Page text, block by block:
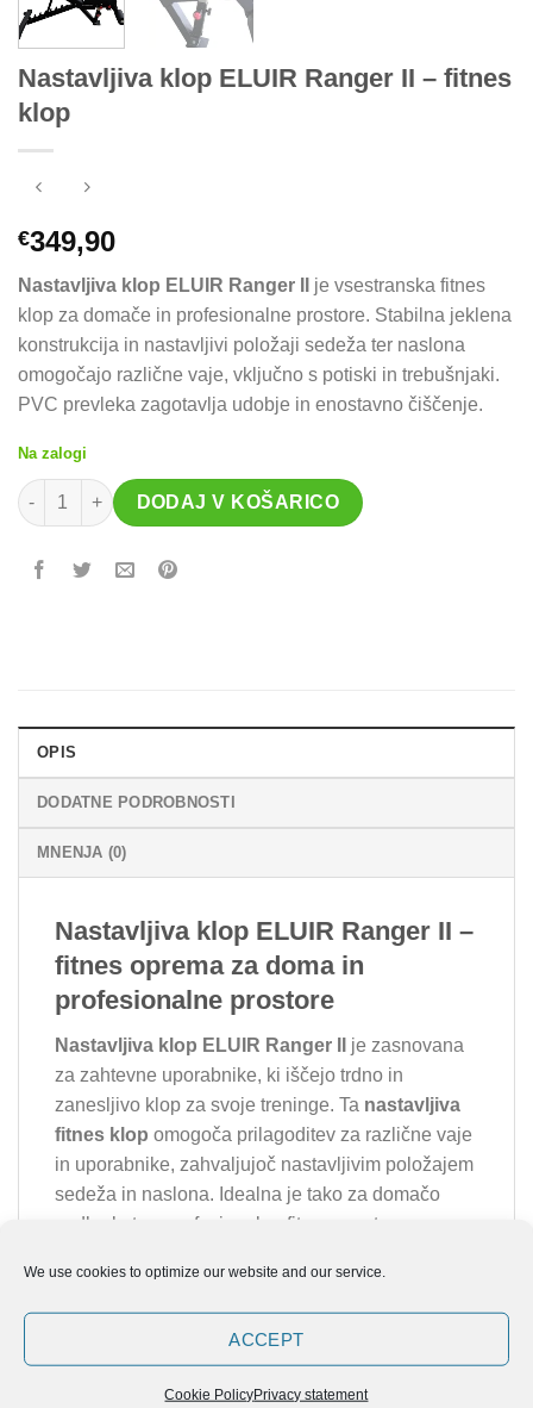
We use cookies to optimize our website and our service.
ACCEPT
Cookie PolicyPrivacy statement
Nastavljiva klop ELUIR Ranger II – fitnes
klop
€349,90
Nastavljiva klop ELUIR Ranger II
je vsestranska fitnes
klop za domače in profesionalne prostore. Stabilna jeklena
konstrukcija in nastavljivi položaji sedeža ter naslona
omogočajo različne vaje, vključno s potiski in trebušnjaki.
PVC prevleka zagotavlja udobje in enostavno čiščenje.
Na zalogi
Nastavljiva klop ELUIR Ranger II – fitnes klop količina
DODAJ V KOŠARICO
OPIS
DODATNE PODROBNOSTI
MNENJA (0)
Nastavljiva klop ELUIR Ranger II –
fitnes oprema za doma in
profesionalne prostore
Nastavljiva klop ELUIR Ranger II
je zasnovana
za zahtevne uporabnike, ki iščejo trdno in
zanesljivo klop za svoje treninge. Ta nastavljiva
fitnes klop omogoča prilagoditev za različne vaje
in uporabnike, zahvaljujoč nastavljivim položajem
sedeža in naslona. Idealna je tako za domačo
vadbo kot za profesionalne fitnes prostore.
Ključne lastnosti nastavljive klopi ELUIR
Konstrukcija:Jeklena konstrukcija dimenzij
70×50 mm in debeline 3 mm zagotavlja